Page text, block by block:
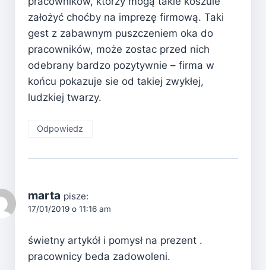
założyć choćby na imprezę firmową. Taki
gest z zabawnym puszczeniem oka do
pracowników, może zostac przed nich
odebrany bardzo pozytywnie – firma w
końcu pokazuje sie od takiej zwykłej,
ludzkiej twarzy.
Odpowiedz
marta pisze:
17/01/2019 o 11:16 am
świetny artykół i pomysł na prezent .
pracownicy beda zadowoleni.